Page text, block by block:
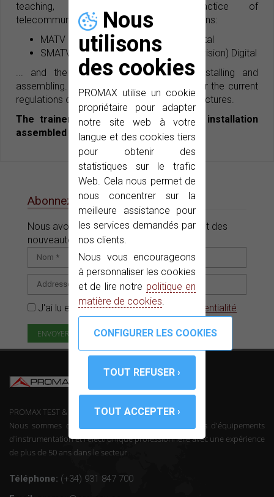
Nous
utilisons
des cookies
PROMAX utilise un cookie
propriétaire pour adapter
notre site web à votre
langue et des cookies tiers
pour obtenir des
statistiques sur le trafic
Web. Cela nous permet de
nous concentrer sur la
meilleure assistance pour
les services demandés par
nos clients.
Nous vous encourageons
à personnaliser les cookies
et de lire notre politique en
matière de cookies
teaching, demonstration and practice of
telecommunications infrastructure installations:
MATV (Master Antenna Television) Digital
SMATV (Satellite Master Antenna Television) Digital
... and the development of skills to installing and
assembling. The trainer is also prepared for the current
regulations of Telecommunications Infrastructures.
The trainer is supplied with an actual installation
assembled and configured.
Abonnez-vous à notre e-News
Nous avons des offres, des promotions et des
nouveautés pour vous.
J'ai lu et accepté laPolitique de confidentialité
PROMAX TEST & MEASUREMENT, SLU ©
Nous sommes des fabricants de télécommunications d'équipements
d'instrumentation et l'électronique professionnelle avec une expérience
de plus de 50 ans dans le secteur.
Téléphone: (+34) 931 847 700